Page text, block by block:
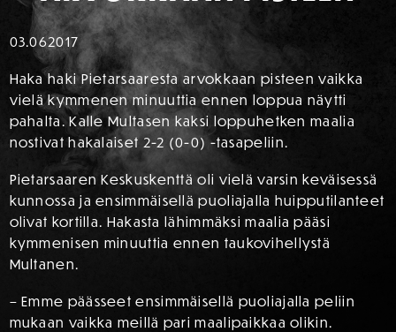
03.062017
Haka haki Pietarsaaresta arvokkaan pisteen vaikka
vielä kymmenen minuuttia ennen loppua näytti
pahalta. Kalle Multasen kaksi loppuhetken maalia
nostivat hakalaiset 2-2 (0-0) -tasapeliin.
Pietarsaaren Keskuskenttä oli vielä varsin keväisessä
kunnossa ja ensimmäisellä puoliajalla huipputilanteet
olivat kortilla. Hakasta lähimmäksi maalia pääsi
kymmenisen minuuttia ennen taukovihellystä
Multanen.
– Emme päässeet ensimmäisellä puoliajalla peliin
mukaan vaikka meillä pari maalipaikkaa olikin.